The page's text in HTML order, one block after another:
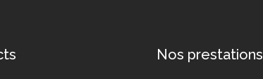
Nos prestations